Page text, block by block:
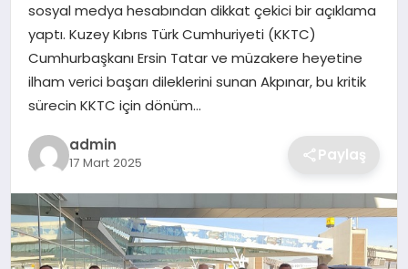
SPOR
TEKNOLOJI
YAŞAM
sosyal medya hesabından dikkat çekici bir açıklama
yaptı. Kuzey Kıbrıs Türk Cumhuriyeti (KKTC)
Cumhurbaşkanı Ersin Tatar ve müzakere heyetine
ilham verici başarı dileklerini sunan Akpınar, bu kritik
sürecin KKTC için dönüm…
admin
17 Mart 2025 Paylaş